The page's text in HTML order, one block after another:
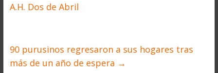
A.H. Dos de Abril
90 purusinos regresaron a sus hogares tras
más de un año de espera →